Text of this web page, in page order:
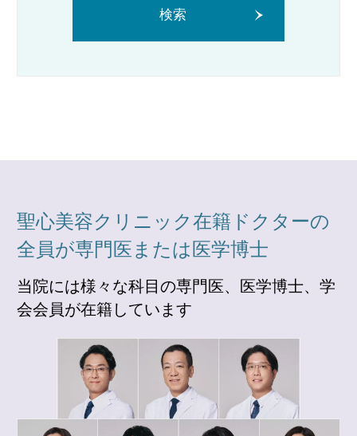
検索
聖心美容クリニック在籍ドクターの
全員が専門医または医学博士
当院には様々な科目の専門医、医学博士、学
会会員が在籍しています